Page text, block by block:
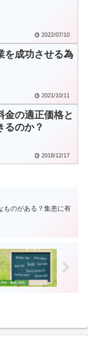
2022/07/10
を成功させる為
2021/10/11
金の適正価格と
るのか？
2018/12/17
ものがある？集患に有